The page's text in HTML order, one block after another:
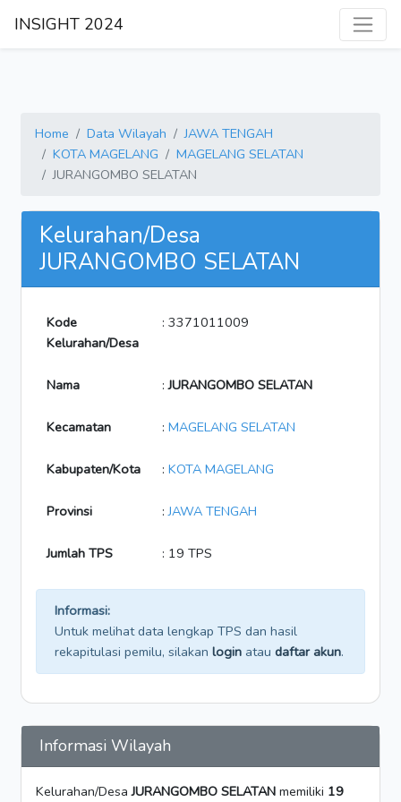
INSIGHT 2024
Home Data Wilayah
JAWA TENGAH
KOTA MAGELANG
MAGELANG SELATAN
JURANGOMBO SELATAN
Kelurahan/Desa
JURANGOMBO SELATAN
Kode
Kelurahan/Desa
: 3371011009
Nama :JURANGOMBO SELATAN
Kecamatan : MAGELANG SELATAN
Kabupaten/Kota : KOTA MAGELANG
Provinsi :JAWA TENGAH
Jumlah TPS : 19 TPS
Informasi:
Untuk melihat data lengkap TPS dan hasil
rekapitulasi pemilu, silakan login atau daftar akun.
Informasi Wilayah
Kelurahan/DesaJURANGOMBO SELATAN memiliki 19